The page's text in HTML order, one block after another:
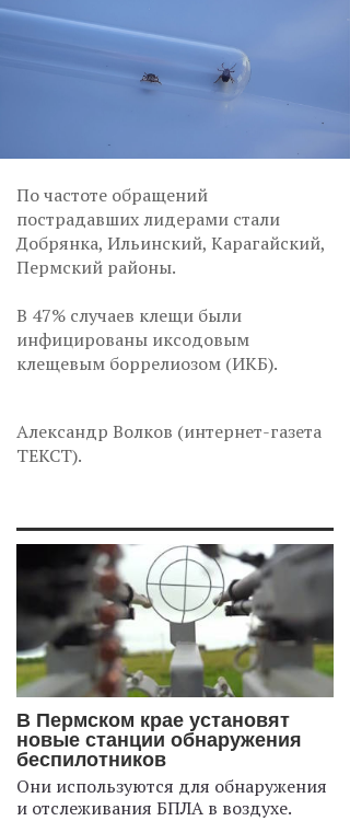
По частоте обращений
пострадавших лидерами стали
Добрянка, Ильинский, Карагайский,
Пермский районы.
В 47% случаев клещи были
инфицированы иксодовым
клещевым боррелиозом (ИКБ).
Александр Волков (интернет-газета
ТЕКСТ).
В Пермском крае установят
новые станции обнаружения
беспилотников
Они используются для обнаружения
и отслеживания БПЛА в воздухе.